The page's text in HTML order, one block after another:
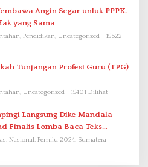
Angin Segar untuk PPPK.
yang Sama
Pendidikan, Uncategorized
15622
Tunjangan Profesi Guru (TPG)
Uncategorized 15401 Dilihat
Finalis Lomba Baca Teks
Karno di Bali
Nasional, Pemilu 2024, Sumatera